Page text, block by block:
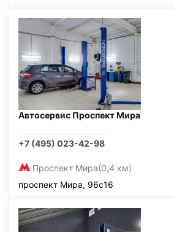
Автосервис Проспект Мира
+7 (495) 023-42-98
Проспект Мира(0,4 км)
проспект Мира, 96с16